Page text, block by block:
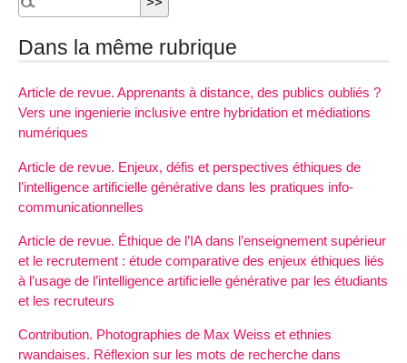
Dans la même rubrique
Article de revue. Apprenants à distance, des publics oubliés ?
Vers une ingenierie inclusive entre hybridation et médiations
numériques
Article de revue. Enjeux, défis et perspectives éthiques de
l’intelligence artificielle générative dans les pratiques info-
communicationnelles
Article de revue. Éthique de l’IA dans l’enseignement supérieur
et le recrutement : étude comparative des enjeux éthiques liés
à l’usage de l’intelligence artificielle générative par les étudiants
et les recruteurs
Contribution. Photographies de Max Weiss et ethnies
rwandaises. Réflexion sur les mots de recherche dans